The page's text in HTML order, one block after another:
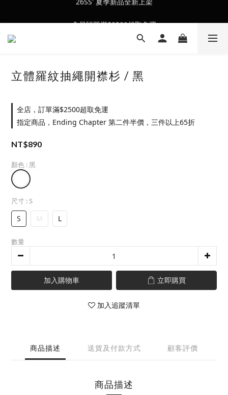
會員訂單滿$2500超取免運
立體羅紋抽繩開襟杉 / 黑
全店，訂單滿$2500超取免運
指定商品，Ending Chapter 第二件半價，三件以上65折
NT$890
顏色 : 黑
尺寸 : S
S M L
數量
加入購物車 立即購買
加入追蹤清單
商品描述 送貨及付款方式 顧客評價
商品描述